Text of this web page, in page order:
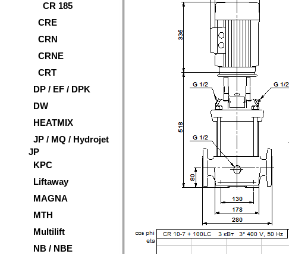
CR 185
CRE
CRN
CRNE
CRT
DP / EF / DPK
DW
HEATMIX
JP / MQ / Hydrojet
JP
KPC
Liftaway
MAGNA
MTH
Multilift
NB / NBE